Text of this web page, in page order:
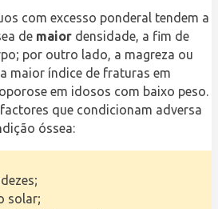
com excesso ponderal tendem a
de maior densidade, a fim de
por outro lado, a magreza ou
maior índice de fraturas em
em idosos com baixo peso.
que condicionam adversa
óssea:
solar;